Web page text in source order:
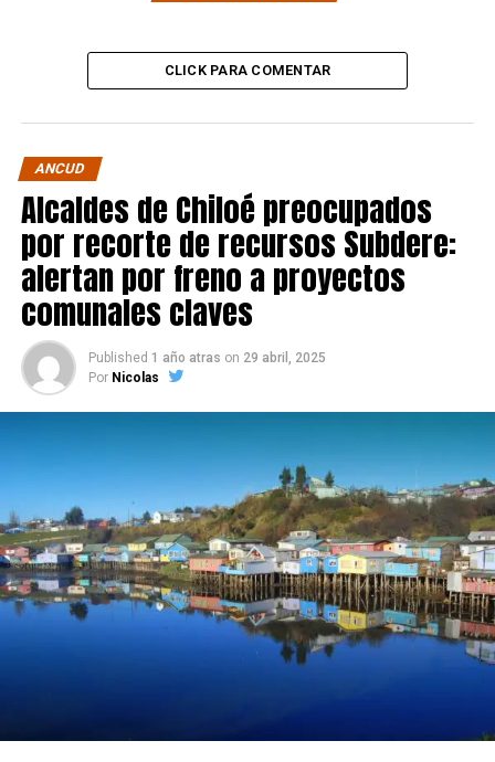
CLICK PARA COMENTAR
ANCUD
Alcaldes de Chiloé preocupados
por recorte de recursos Subdere:
alertan por freno a proyectos
comunales claves
Published 1 año atras on 29 abril, 2025
Por Nicolas